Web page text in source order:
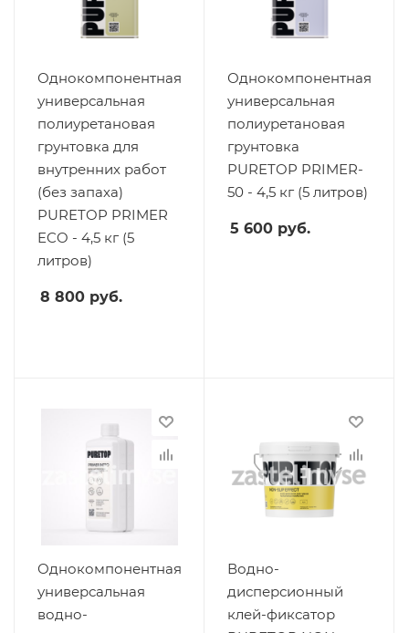
Однокомпонентная
универсальная
полиуретановая
грунтовка для
внутренних работ
(без запаха)
PURETOP PRIMER
ECO - 4,5 кг (5
литров)
8 800 руб.
Однокомпонентная
универсальная
полиуретановая
грунтовка
PURETOP PRIMER-
50 - 4,5 кг (5 литров)
5 600 руб.
Однокомпонентная
универсальная
водно-
Водно-
дисперсионный
клей-фиксатор